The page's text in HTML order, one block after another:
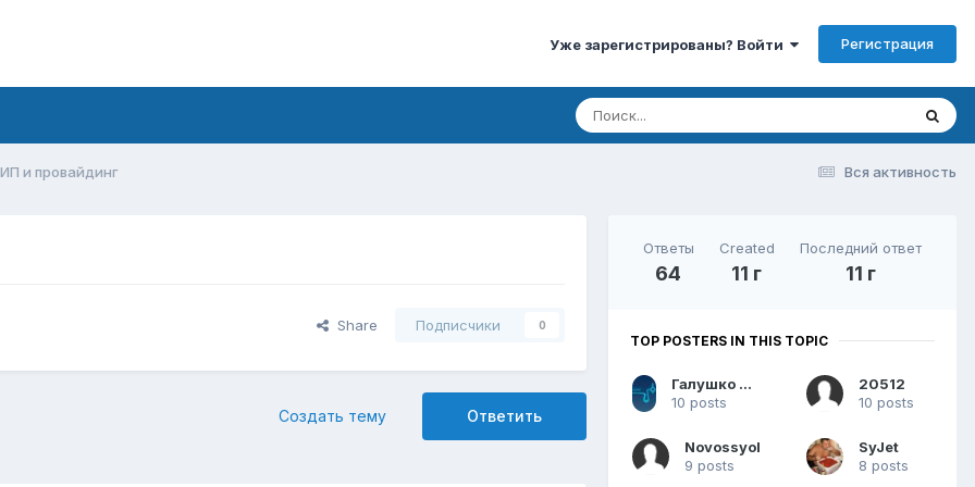
Уже зарегистрированы? Войти Регистрация
Вся активность
ИП и провайдинг
Share Подписчики 0
Ответить
Создать тему
Ответы
64
Created
11 г
Последний ответ
11 г
TOP POSTERS IN THIS TOPIC
Галушко Дмитрий
10 posts
20512
10 posts
Novossyol
9 posts
SyJet
8 posts